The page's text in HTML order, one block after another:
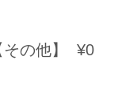
その他】 ¥0